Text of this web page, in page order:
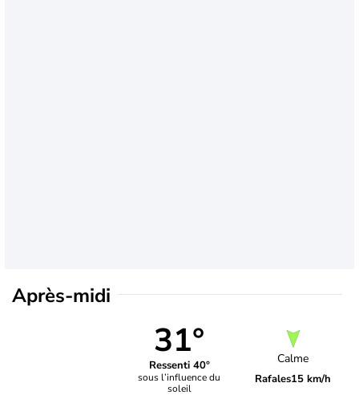
Après-midi
31°
Ressenti 40°
sous l’influence du
soleil
Calme
Rafales15 km/h